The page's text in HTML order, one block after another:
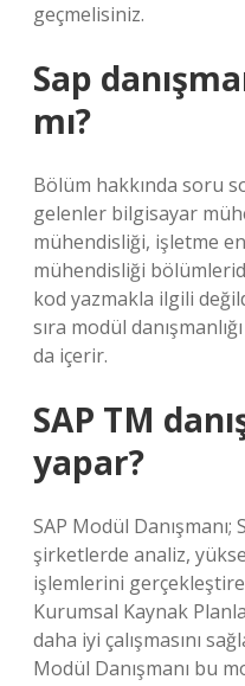
geçmelisiniz.
Sap
mı?
Bölüm hakkında soru
gelenler bilgisayar
mühendisliği, işletme
mühendisliği
kod yazmakla ilgili
sıra modül
da içerir.
SAP TM
yapar?
SAP Modül Danışmanı;
şirketlerde analiz,
işlemlerini
Kurumsal Kaynak
daha iyi çalışmasını
Modül Danışmanı bu